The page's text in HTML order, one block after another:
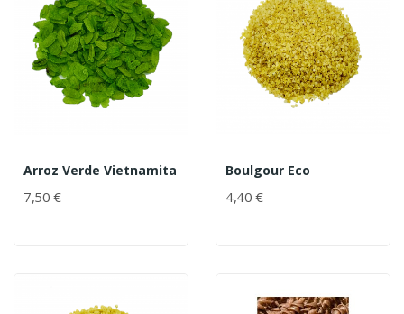
Arroz Verde Vietnamita
7,50 €
Boulgour Eco
4,40 €